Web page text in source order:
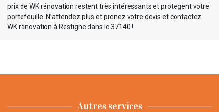
prix de WK rénovation restent très intéressants et protègent votre
portefeuille. N’attendez plus et prenez votre devis et contactez
WK rénovation à Restigne dans le 37140 !
Autres services